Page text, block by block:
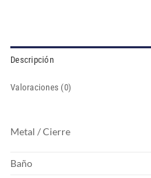
Descripción
Valoraciones (0)
Metal / Cierre
Baño